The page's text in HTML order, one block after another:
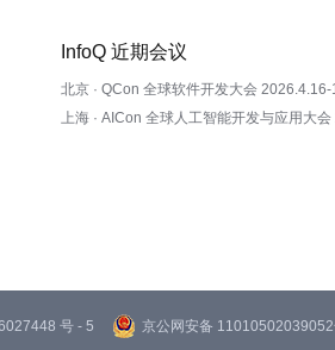
InfoQ 近期会议
北京 · QCon 全球软件开发大会 2026.4.16-
上海 · AICon 全球人工智能开发与应用大
号 - 5 京公网安备